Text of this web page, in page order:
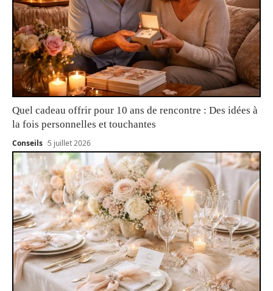
Quel cadeau offrir pour 10 ans de rencontre : Des idées à
la fois personnelles et touchantes
Conseils 5 juillet 2026